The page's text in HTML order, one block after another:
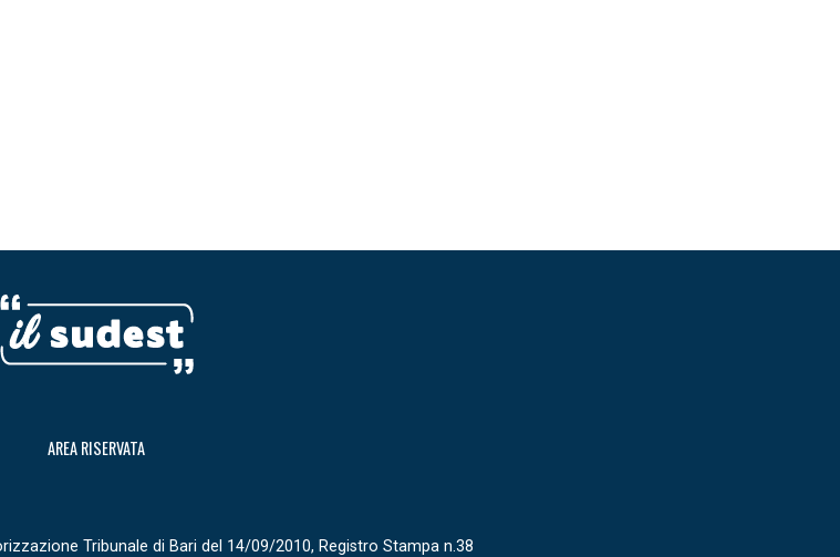
AREA RISERVATA
Tribunale di Bari del 14/09/2010, Registro Stampa n.38